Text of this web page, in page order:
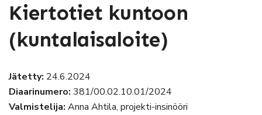
Kiertotiet kuntoon
(kuntalaisaloite)
Jätetty: 24.6.2024
Diaarinumero: 381/00.02.10.01/2024
Valmistelija: Anna Ahtila, projekti-insinööri